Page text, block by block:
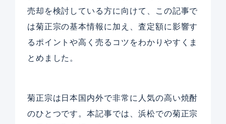
売却を検討している方に向けて、この記事で
は菊正宗の基本情報に加え、査定額に影響す
るポイントや高く売るコツをわかりやすくま
とめました。
菊正宗は日本国内外で非常に人気の高い焼酎
のひとつです。本記事では、浜松での菊正宗